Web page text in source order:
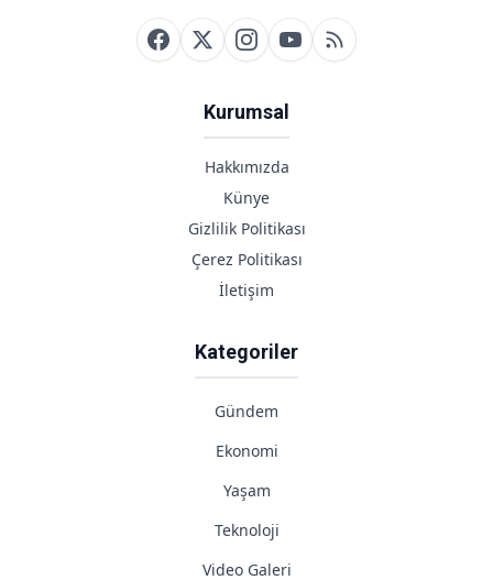
Kurumsal
Hakkımızda
Künye
Gizlilik Politikası
Çerez Politikası
İletişim
Kategoriler
Gündem
Ekonomi
Yaşam
Teknoloji
Video Galeri